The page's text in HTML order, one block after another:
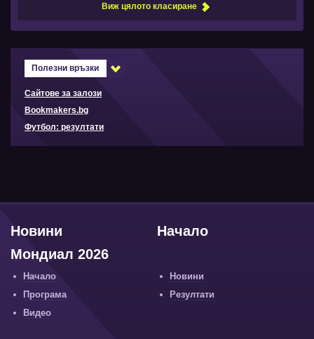
Виж цялото класиране
Полезни връзки
Сайтове за залози
Bookmakers.bg
Футбол: резултати
Начало
Новини
Мондиал 2026
Начало
Новини
Програма
Резултати
Видео